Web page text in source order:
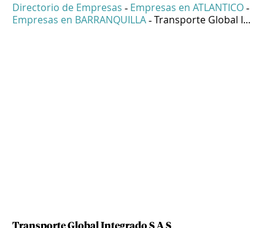
Directorio de Empresas - Empresas en ATLANTICO -
Empresas en BARRANQUILLA - Transporte Global I...